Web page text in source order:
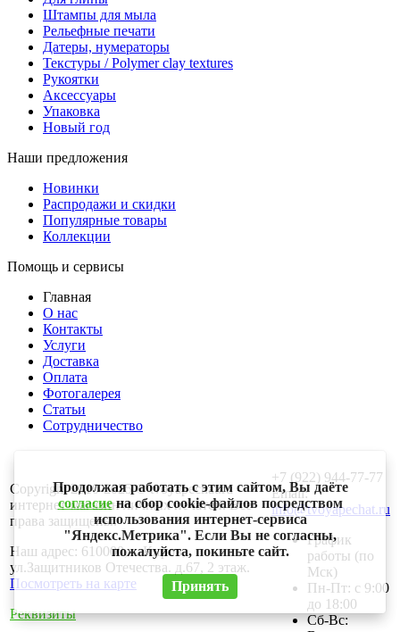
Штампы для мыла
Рельефные печати
Датеры, нумераторы
Текстуры / Polymer clay textures
Рукоятки
Аксессуары
Упаковка
Новый год
Наши предложения
Новинки
Распродажи и скидки
Популярные товары
Коллекции
Помощь и сервисы
Главная
О нас
Контакты
Услуги
Доставка
Оплата
Фотогалерея
Статьи
Сотрудничество
Copyright 2010-2025 © tvoyapechat.ru -
интернет-магазин личных печатей. Все
права защищены.
Наш адрес: 610000, г. Киров,
ул.Защитников Отечества. д.67, 2 этаж.
Посмотреть на карте
Реквизиты
+7 (922) 944-77-77
Email:
info@tvoyapechat.ru
График
работы (по
Мск)
Пн-Пт: с 9:00
до 18:00
Сб-Вс:
Продолжая работать с этим сайтом, Вы даёте
согласиена сбор cookie-файлов посредством
использования интернет-сервиса
"Яндекс.Метрика". Если Вы не согласны,
пожалуйста, покиньте сайт.
Принять